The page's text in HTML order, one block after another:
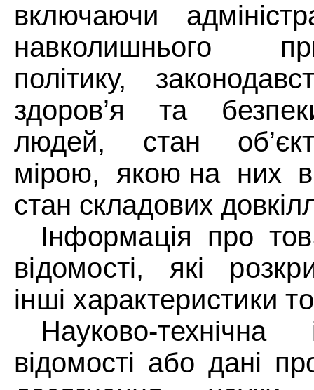
включаючи
навколишнього
політику,
здоров’я
та
людей,
стан
мірою,
якою на них
стан складових
Інформація про
відомості,
які
інші характеристики
Науково-технічна
відомості або дані